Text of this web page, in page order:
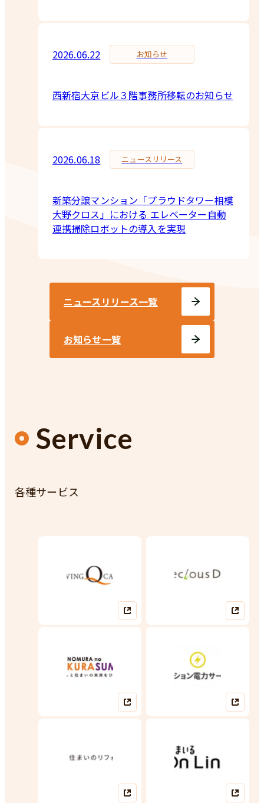
2026.06.22 お知らせ
西新宿大京ビル３階事務所移転のお知らせ
2026.06.18 ニュースリリース
新築分譲マンション「プラウドタワー相模
大野クロス」における エレベーター自動
連携掃除ロボットの導入を実現
ニュースリリース一覧
お知らせ一覧
Service
各種サービス